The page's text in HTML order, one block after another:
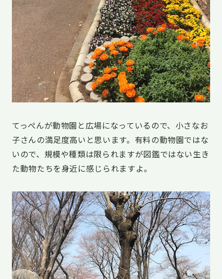
てっぺんが動物園と広場になっているので、小さなお
子さんの満足度高いと思います。有料の動物園ではな
いので、規模や種類は限られますが図鑑ではない生き
た動物たちを身近に感じられますよ。